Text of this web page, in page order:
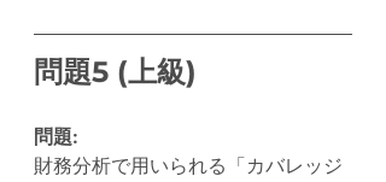
問題5 (上級)
問題:
財務分析で用いられる「カバレッジ